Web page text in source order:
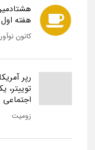
هفته اول آبان 1401
کانون
رپر
توییتر،
زومیت